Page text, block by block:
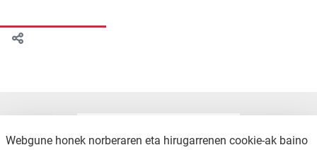
Webgune honek norberaren eta hirugarrenen cookie-ak baino